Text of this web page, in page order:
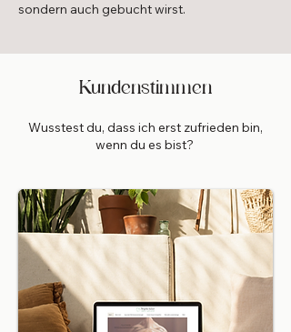
sondern auch gebucht wirst.
Kundenstimmen
Wusstest du, dass ich erst zufrieden bin,
wenn du es bist?